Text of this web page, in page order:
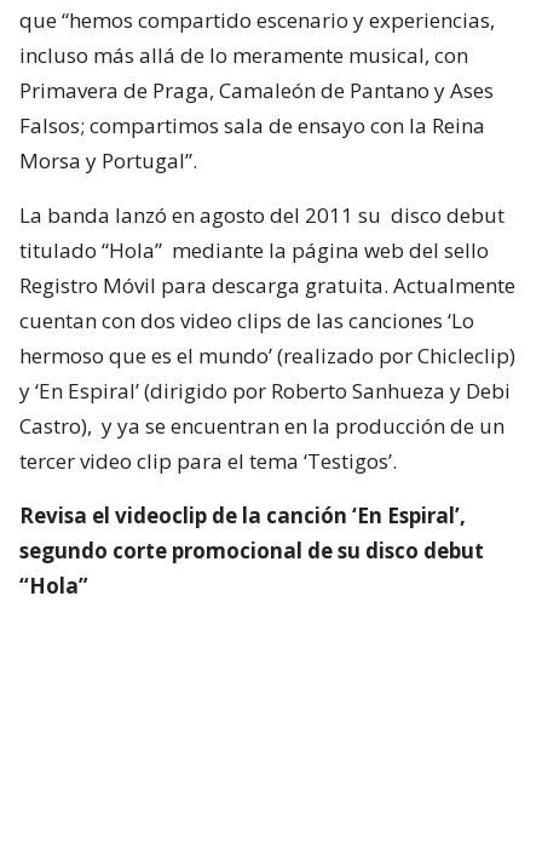
que “hemos compartido escenario y experiencias,
incluso más allá de lo meramente musical, con
Primavera de Praga, Camaleón de Pantano y Ases
Falsos; compartimos sala de ensayo con la Reina
Morsa y Portugal”.
La banda lanzó en agosto del 2011 su disco debut
titulado “Hola” mediante la página web del sello
Registro Móvil para descarga gratuita. Actualmente
cuentan con dos video clips de las canciones ‘Lo
hermoso que es el mundo’ (realizado por Chicleclip)
y ‘En Espiral’ (dirigido por Roberto Sanhueza y Debi
Castro), y ya se encuentran en la producción de un
tercer video clip para el tema ‘Testigos’.
Revisa el videoclip de la canción ‘En Espiral’,
segundo corte promocional de su disco debut
“Hola”